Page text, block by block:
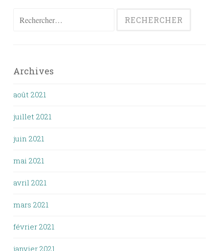
Rechercher :
Archives
août 2021
juillet 2021
juin 2021
mai 2021
avril 2021
mars 2021
février 2021
janvier 2021